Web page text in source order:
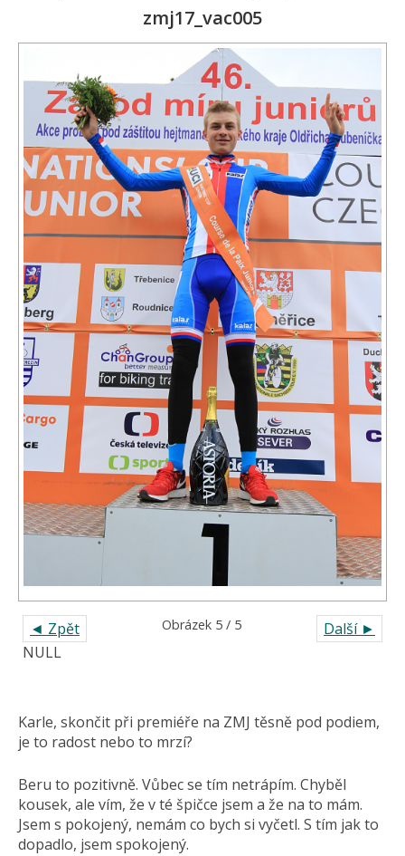
zmj17_vac005
◄ Zpět Další ►
Obrázek 5 / 5
NULL
Karle, skončit při premiéře na ZMJ těsně pod podiem,
je to radost nebo to mrzí?
Beru to pozitivně. Vůbec se tím netrápím. Chyběl
kousek, ale vím, že v té špičce jsem a že na to mám.
Jsem s pokojený, nemám co bych si vyčetl. S tím jak to
dopadlo, jsem spokojený.